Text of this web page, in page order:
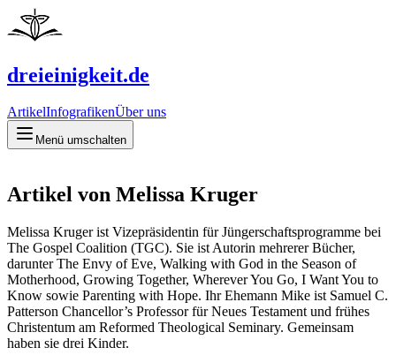
dreieinigkeit.de
ArtikelInfografikenÜber uns
Menü umschalten
Artikel von Melissa Kruger
Melissa Kruger ist Vizepräsidentin für Jüngerschaftsprogramme bei
The Gospel Coalition (TGC). Sie ist Autorin mehrerer Bücher,
darunter The Envy of Eve, Walking with God in the Season of
Motherhood, Growing Together, Wherever You Go, I Want You to
Know sowie Parenting with Hope. Ihr Ehemann Mike ist Samuel C.
Patterson Chancellor’s Professor für Neues Testament und frühes
Christentum am Reformed Theological Seminary. Gemeinsam
haben sie drei Kinder.